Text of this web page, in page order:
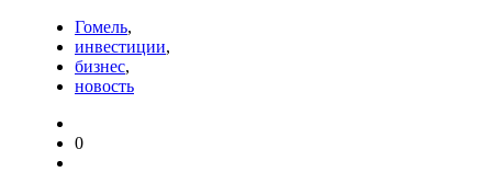
Гомель,
инвестиции,
бизнес,
новость
0